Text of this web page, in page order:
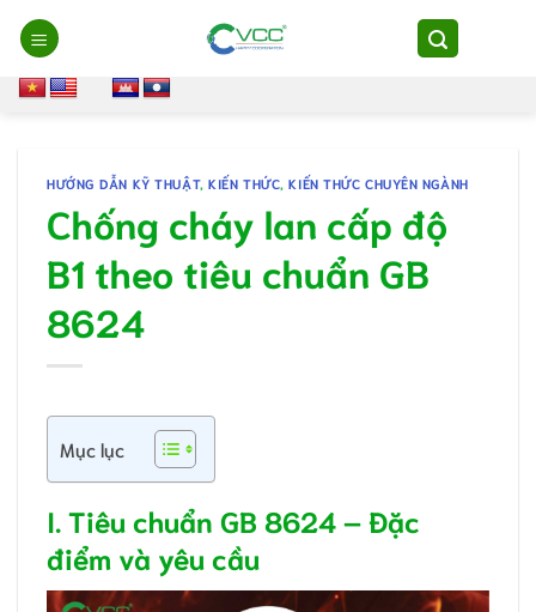
Chuyển
đến
nội
dung
HƯỚNG DẪN KỸ THUẬT,KIẾN THỨC,KIẾN THỨC CHUYÊN NGÀNH
Chống cháy lan cấp độ
B1 theo tiêu chuẩn GB
8624
Mục lục
I. Tiêu chuẩn GB 8624 – Đặc
điểm và yêu cầu